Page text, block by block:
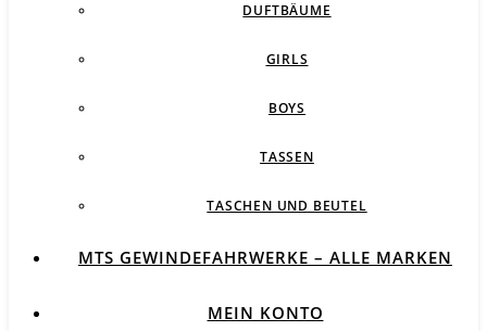
DUFTBÄUME
GIRLS
BOYS
TASSEN
TASCHEN UND BEUTEL
MTS GEWINDEFAHRWERKE – ALLE MARKEN
MEIN KONTO